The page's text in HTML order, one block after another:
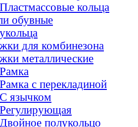
Пластмассовые кольца
обувные
для комбинезона
металлические
Рамка
Рамка с перекладиной
С язычком
Регулирующая
Двойное полукольцо